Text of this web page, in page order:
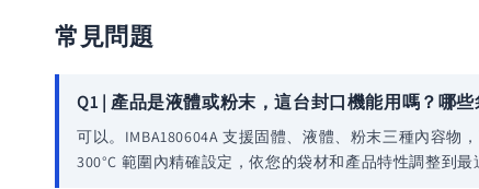
常見問題
Q1 | 產品是液體或粉末，這台封口機能用嗎？哪些
可以。IMBA180604A 支援固體、液體、粉末三種內容
300°C 範圍內精確設定，依您的袋材和產品特性調整到最